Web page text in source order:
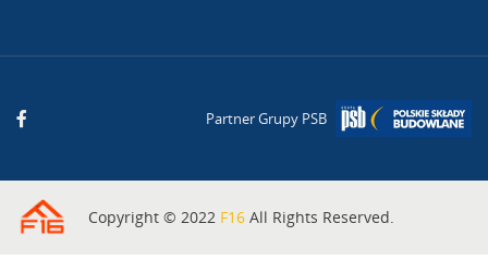
Partner Grupy PSB
Copyright © 2022 F16 All Rights Reserved.